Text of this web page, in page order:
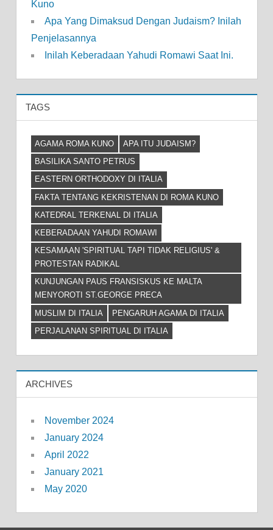
Kuno
Apa Yang Dimaksud Dengan Judaism? Inilah
Penjelasannya
Inilah Keberadaan Yahudi Romawi Saat Ini.
TAGS
AGAMA ROMA KUNO
APA ITU JUDAISM?
BASILIKA SANTO PETRUS
EASTERN ORTHODOXY DI ITALIA
FAKTA TENTANG KEKRISTENAN DI ROMA KUNO
KATEDRAL TERKENAL DI ITALIA
KEBERADAAN YAHUDI ROMAWI
KESAMAAN 'SPIRITUAL TAPI TIDAK RELIGIUS' &
PROTESTAN RADIKAL
KUNJUNGAN PAUS FRANSISKUS KE MALTA
MENYOROTI ST.GEORGE PRECA
MUSLIM DI ITALIA
PENGARUH AGAMA DI ITALIA
PERJALANAN SPIRITUAL DI ITALIA
ARCHIVES
November 2024
January 2024
April 2022
January 2021
May 2020